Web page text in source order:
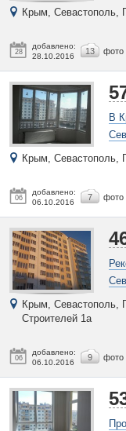
28
добавлено:
28.10.2016
13 фото
Крым, Севастополь,
06
добавлено:
06.10.2016
7 фото
В
Крым, Севастополь,
06
добавлено:
06.10.2016
9 фото
Крым, Севастополь,
Строителей 1а